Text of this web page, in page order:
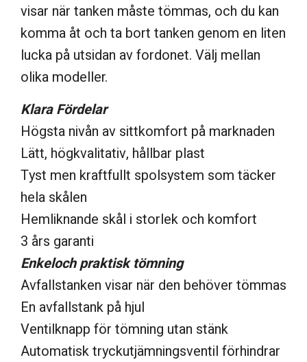
visar när tanken måste tömmas, och du kan
komma åt och ta bort tanken genom en liten
lucka på utsidan av fordonet. Välj mellan
olika modeller.
Klara Fördelar
Högsta nivån av sittkomfort på marknaden
Lätt, högkvalitativ, hållbar plast
Tyst men kraftfullt spolsystem som täcker
hela skålen
Hemliknande skål i storlek och komfort
3 års garanti
Enkeloch praktisk tömning
Avfallstanken visar när den behöver tömmas
En avfallstank på hjul
Ventilknapp för tömning utan stänk
Automatisk tryckutjämningsventil förhindrar